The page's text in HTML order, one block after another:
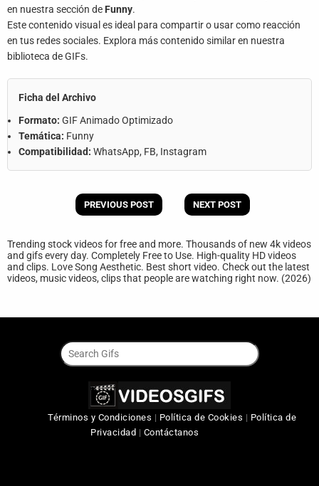
en nuestra sección de Funny.
Este contenido visual es ideal para compartir o usar como reacción
en tus redes sociales. Explora más contenido similar en nuestra
biblioteca de GIFs.
Ficha del Archivo
Formato: GIF Animado Optimizado
Temática: Funny
Compatibilidad: WhatsApp, FB, Instagram
PREVIOUS POST NEXT POST
Trending stock videos for free and more. Thousands of new 4k videos
and gifs every day. Completely Free to Use. High-quality HD videos
and clips. Love Song Aesthetic. Best short video. Check out the latest
videos, music videos, clips that people are watching right now. (2026)
Términos y Condiciones | Política de Cookies | Política de
Privacidad | Contáctanos